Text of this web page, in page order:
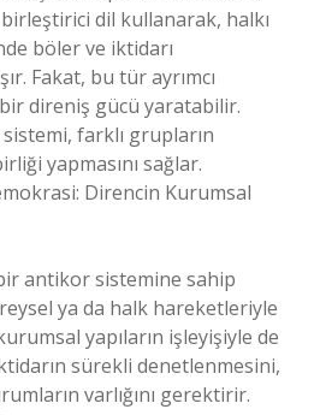
dil kullanarak, halkı
böler ve iktidarı
Fakat, bu tür ayrımcı
direniş gücü yaratabilir.
sistemi, farklı grupların
yapmasını sağlar.
Direncin Kurumsal
antikor sistemine sahip
ya da halk hareketleriyle
yapıların işleyişiyle de
sürekli denetlenmesini,
varlığını gerektirir.